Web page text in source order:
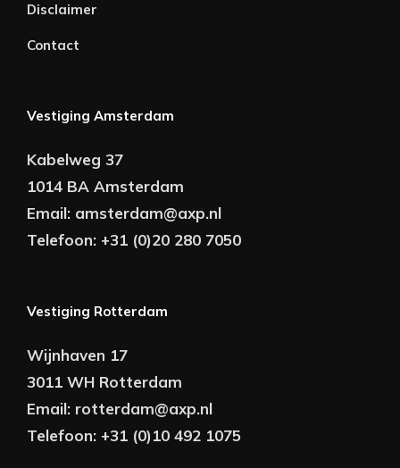
Disclaimer
Contact
Vestiging Amsterdam
Kabelweg 37
1014 BA Amsterdam
Email: amsterdam@axp.nl
Telefoon: +31 (0)20 280 7050
Vestiging Rotterdam
Wijnhaven 17
3011 WH Rotterdam
Email: rotterdam@axp.nl
Telefoon: +31 (0)10 492 1075